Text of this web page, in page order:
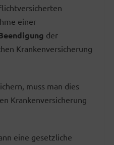
einer
der
Krankenversicherung
muss man dies
Krankenversicherung
eine gesetzliche